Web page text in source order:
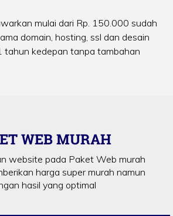
mulai dari Rp. 150.000 sudah
domain, hosting, ssl dan desain
tahun kedepan tanpa tambahan
WEB MURAH
website pada Paket Web murah
harga super murah namun
hasil yang optimal